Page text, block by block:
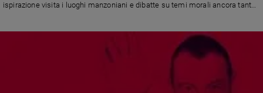
ispirazione visita i luoghi manzoniani e dibatte su temi morali ancora tanto